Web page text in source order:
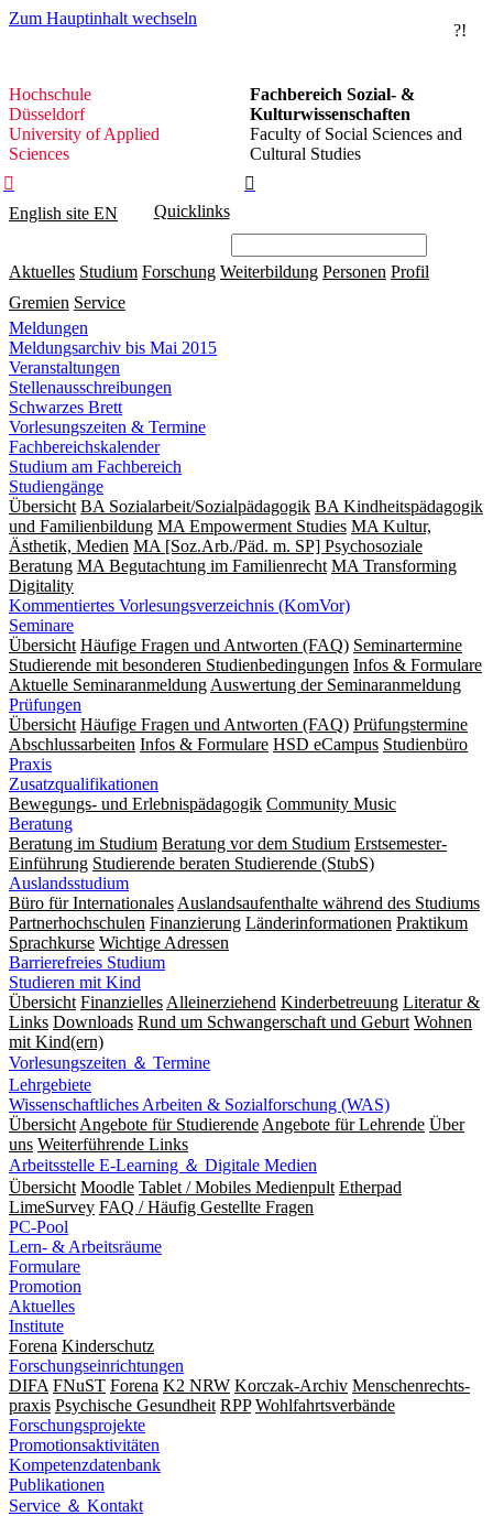
Zum Hauptinhalt wechseln
?!
Hochschule
Düsseldorf
Hochschule
Düsseldorf
University of Applied
Sciences
Fachbereich Sozial- &
Kulturwissenschaften
Faculty of Social Sciences and
Cultural Studies


English site EN Quicklinks
Aktuelles Studium Forschung Weiterbildung Personen Profil
Gremien Service
Meldungen
Meldungsarchiv bis Mai 2015
Veranstaltungen
Stellenausschreibungen
Schwarzes Brett
Vorlesungszeiten & Termine
Fachbereichskalender
Studium am Fachbereich
Studiengänge
Übersicht BA Sozialarbeit/Sozialpädagogik BA Kindheitspädagogik
und Familienbildung MA Empowerment Studies MA Kultur,
Ästhetik, Medien MA [Soz.Arb./Päd. m. SP] Psychosoziale
Beratung MA Begut­ach­tung im Fami­lien­recht MA Transforming
Digitality
Kommentiertes Vorlesungsverzeichnis (KomVor)
Seminare
Übersicht Häufige Fragen und Antworten (FAQ) Seminartermine
Studierende mit besonderen Studienbedingungen Infos & Formulare
Aktuelle Seminaranmeldung Auswertung der Seminaranmeldung
Prüfungen
Übersicht Häufige Fragen und Antworten (FAQ) Prüfungstermine
Abschlussarbeiten Infos & Formulare HSD eCampus Studienbüro
Praxis
Zusatzqualifikationen
Bewegungs- und Erlebnispädagogik Community Music
Beratung
Beratung im Studium Beratung vor dem Studium Erstsemester-
Einführung Studierende beraten Studierende (StubS)
Auslandsstudium
Büro für Internationales Auslandsaufenthalte während des Studiums
Partnerhochschulen Finanzierung Länderinformationen Praktikum
Sprachkurse Wichtige Adressen
Barrierefreies Studium
Studieren mit Kind
Übersicht Finanzielles Alleinerziehend Kinderbetreuung Literatur &
Links Downloads Rund um Schwangerschaft und Geburt Wohnen
mit Kind(ern)
Vorlesungszeiten ＆ Termine
Lehrgebiete
Wissenschaftliches Arbeiten & Sozialforschung (WAS)
Übersicht Angebote für Studierende Angebote für Lehrende Über
uns Weiterführende Links
Arbeitsstelle E-Learning ＆ Digitale Medien
Übersicht Moodle Tablet / Mobiles Medienpult Etherpad
LimeSurvey FAQ / Häufig Gestellte Fragen
PC-Pool
Lern- & Arbeitsräume
Formulare
Promotion
Aktuelles
Institute
Forena Kinderschutz
Forschungseinrichtungen
DIFA FNuST Forena K2 NRW Korczak-Archiv Men­schen­rechts­
praxis Psy­chische Gesund­heit RPP Wohlfahrts­verbände
Forschungsprojekte
Promotionsaktivitäten
Kompetenzdatenbank
Publikationen
Service ＆ Kontakt